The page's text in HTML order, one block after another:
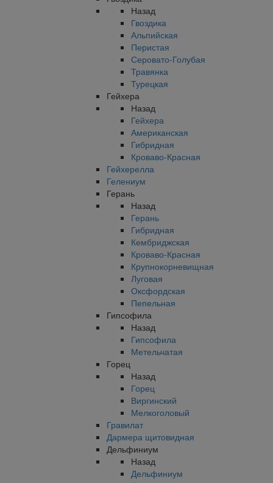
Назад
Гвоздика
Альпийская
Перистая
Серовато-Голубая
Травянка
Турецкая
Гейхера
Назад
Гейхера
Американская
Гибридная
Кроваво-Красная
Гейхерелла
Гелениум
Герань
Назад
Герань
Гибридная
Кембриджская
Кроваво-Красная
Крупнокорневищная
Луговая
Оксфордская
Пепельная
Гипсофила
Назад
Гипсофила
Метельчатая
Горец
Назад
Горец
Виргинский
Мелкоголовый
Гравилат
Дармера щитовидная
Дельфиниум
Назад
Дельфиниум